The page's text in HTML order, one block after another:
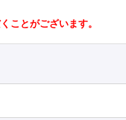
ことがございます。